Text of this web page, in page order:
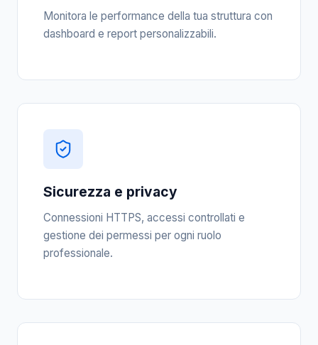
Monitora le performance della tua struttura con
dashboard e report personalizzabili.
Sicurezza e privacy
Connessioni HTTPS, accessi controllati e
gestione dei permessi per ogni ruolo
professionale.